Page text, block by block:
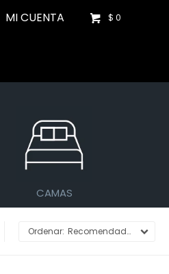
$ 0
CAMAS
Recomendados